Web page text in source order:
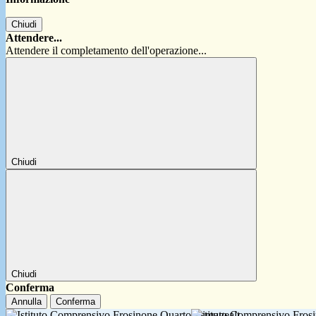
Chiudi
Attendere...
Attendere il completamento dell'operazione...
Chiudi
Chiudi
Conferma
Annulla Conferma